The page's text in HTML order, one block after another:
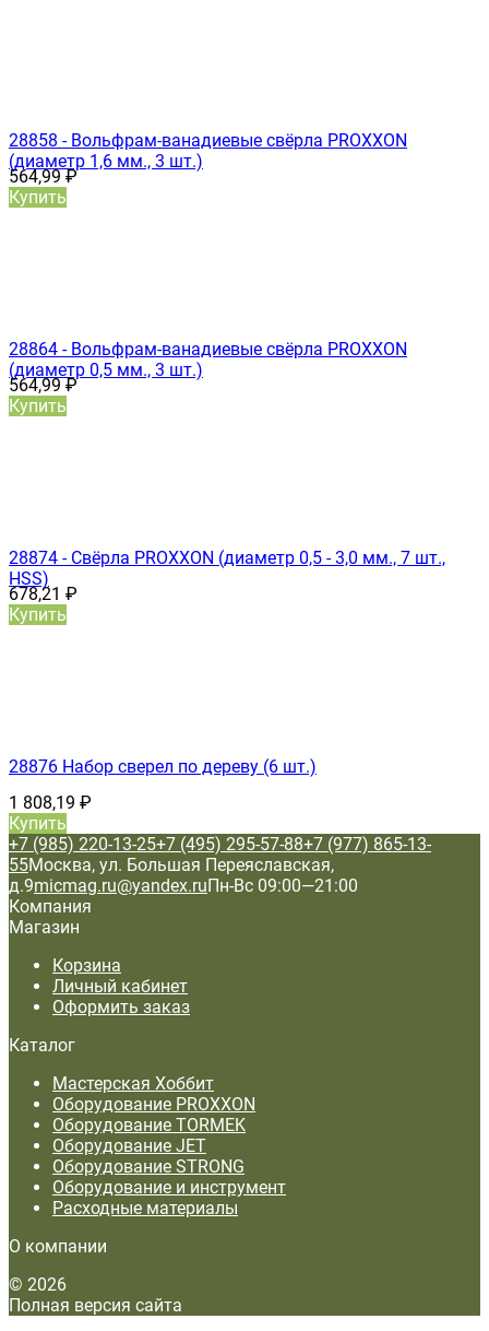
28858 - Вольфрам-ванадиевые свёрла PROXXON
(диаметр 1,6 мм., 3 шт.)
564,99₽
Купить
28864 - Вольфрам-ванадиевые свёрла PROXXON
(диаметр 0,5 мм., 3 шт.)
564,99₽
Купить
28874 - Свёрла PROXXON (диаметр 0,5 - 3,0 мм., 7 шт.,
HSS)
678,21 ₽
Купить
28876 Набор сверел по дереву (6 шт.)
1 808,19 ₽
Купить
+7 (985) 220-13-25+7 (495) 295-57-88+7 (977) 865-13-
55Москва, ул. Большая Переяславская,
д.9micmag.ru@yandex.ruПн-Вс 09:00—21:00
Компания
Магазин
Корзина
Личный кабинет
Оформить заказ
Каталог
Мастерская Хоббит
Оборудование PROXXON
Оборудование TORMEK
Оборудование JET
Оборудование STRONG
Оборудование и инструмент
Расходные материалы
О компании
© 2026
Полная версия сайта